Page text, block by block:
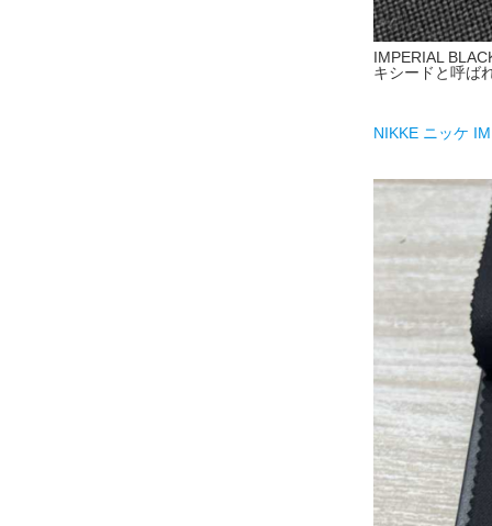
IMPERIAL
キシードと呼ば
NIKKE ニッケ